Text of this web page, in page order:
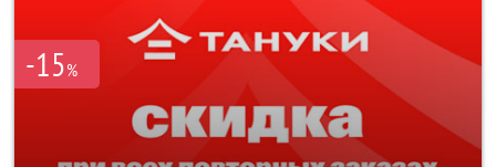
-15%